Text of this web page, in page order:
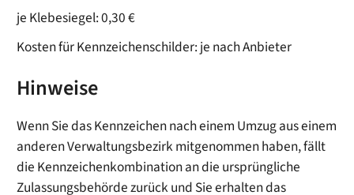
je Klebesiegel: 0,30 €
Kosten für Kennzeichenschilder: je nach Anbieter
Hinweise
Wenn Sie das Kennzeichen nach einem Umzug aus einem
anderen Verwaltungsbezirk mitgenommen haben, fällt
die Kennzeichenkombination an die ursprüngliche
Zulassungsbehörde zurück und Sie erhalten das